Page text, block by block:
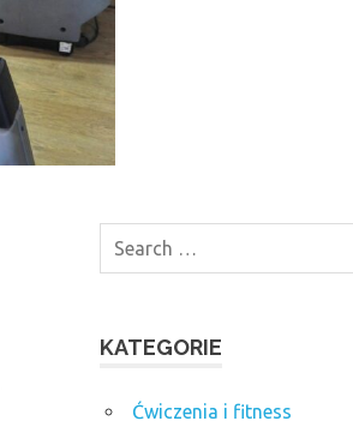
KATEGORIE
Ćwiczenia i fitness